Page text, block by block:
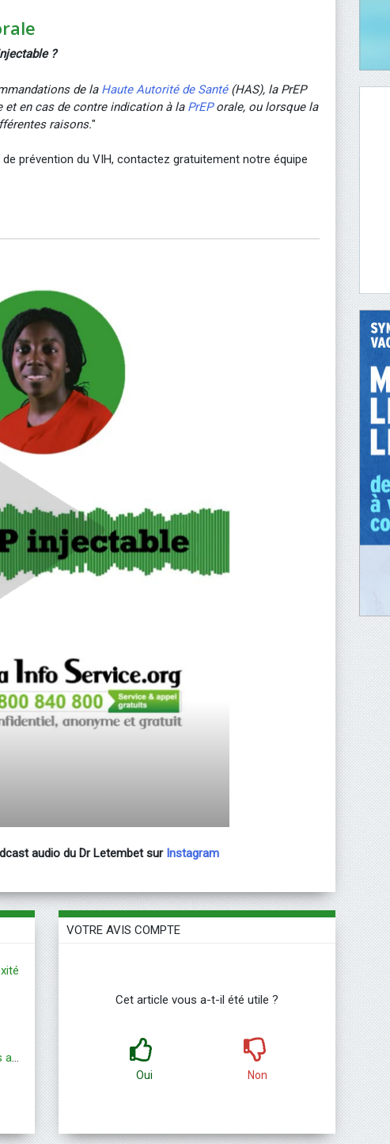
?
de la Haute Autorité de Santé(HAS), la PrEP
et en cas de contre indication à la PrEPorale, ou lorsque la
raisons."
prévention du VIH, contactez gratuitement notre équipe
audio du Dr Letembet sur Instagram
VOTRE AVIS COMPTE
Cet article vous a-t-il été utile ?
Oui Non